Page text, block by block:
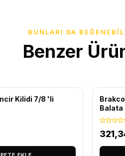
BUNLARI DA
Benzer
Kilidi 7/8 'li
Balata